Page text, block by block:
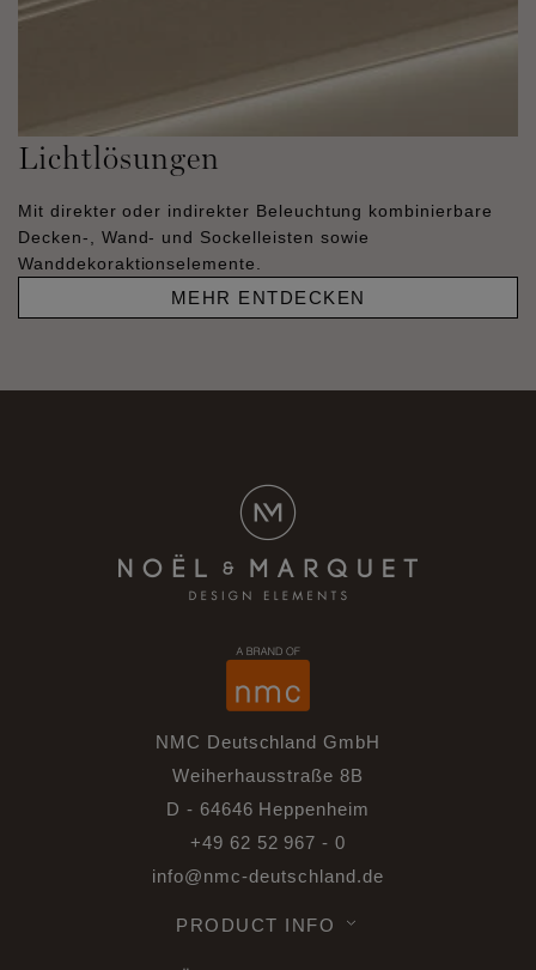
Lichtlösungen
Mit direkter oder indirekter Beleuchtung kombinierbare
Decken-, Wand- und Sockelleisten sowie
Wanddekoraktionselemente.
MEHR ENTDECKEN
NMC Deutschland GmbH
Weiherhausstraße 8B
D - 64646 Heppenheim
+49 62 52 967 - 0
info@nmc-deutschland.de
PRODUCT INFO